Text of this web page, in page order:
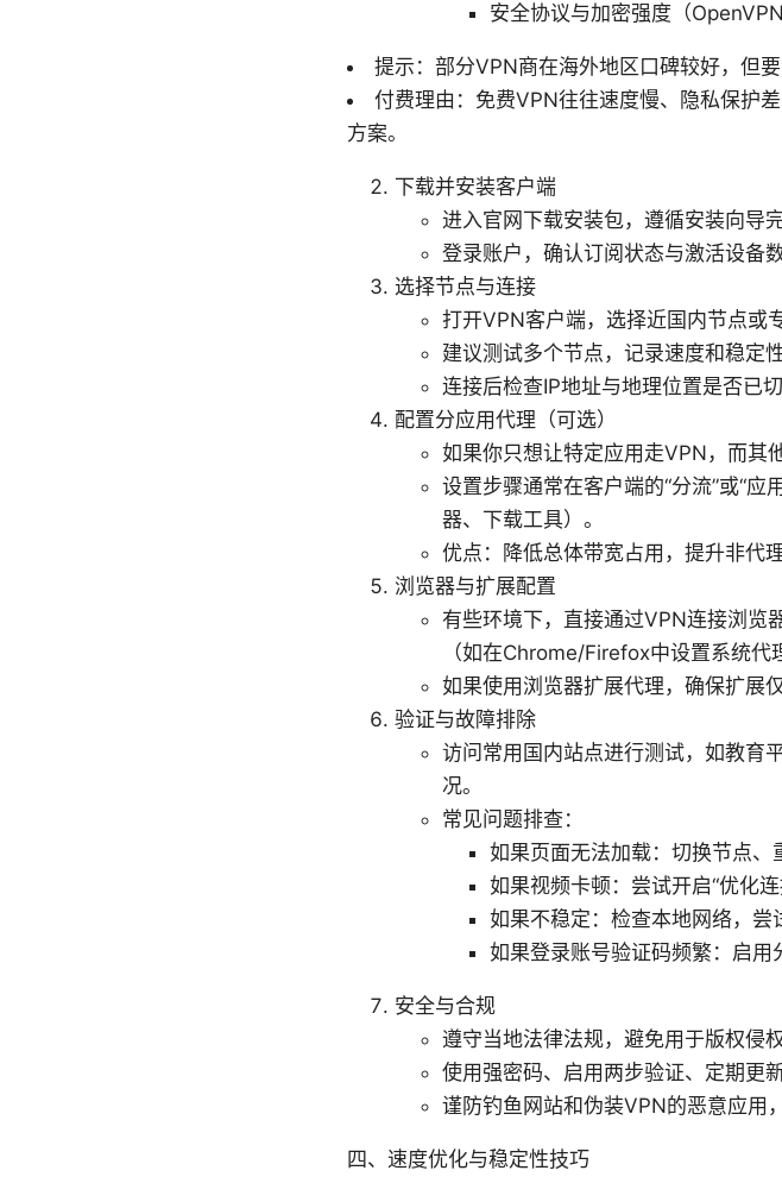
安全协议与加密强度（
提示：部分VPN商在海外地区口碑较好，但
付费理由：免费VPN往往速度慢、隐私保护
方案。
下载并安装客户端
进入官网下载安装包，遵循安装向导完
登录账户，确认订阅状态与激活设备数
选择节点与连接
打开VPN客户端，选择近国内节点或
建议测试多个节点，记录速度和稳定
连接后检查IP地址与地理位置是否已
配置分应用代理（可选）
如果你只想让特定应用走VPN，而其
设置步骤通常在客户端的“分流”或“
器、下载工具）。
优点：降低总体带宽占用，提升非代
浏览器与扩展配置
有些环境下，直接通过VPN连接浏览
（如在Chrome/Firefox中设置系统代
如果使用浏览器扩展代理，确保扩展
验证与故障排除
访问常用国内站点进行测试，如教育
况。
常见问题排查：
如果页面无法加载：切换节点
如果视频卡顿：尝试开启“优化
如果不稳定：检查本地网络，
如果登录账号验证码频繁：启
安全与合规
遵守当地法律法规，避免用于版权侵
使用强密码、启用两步验证、定期更
谨防钓鱼网站和伪装VPN的恶意应用
四、速度优化与稳定性技巧